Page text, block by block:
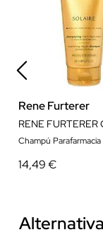
Rene Furterer
Champú Parafarmacia
14,49 €